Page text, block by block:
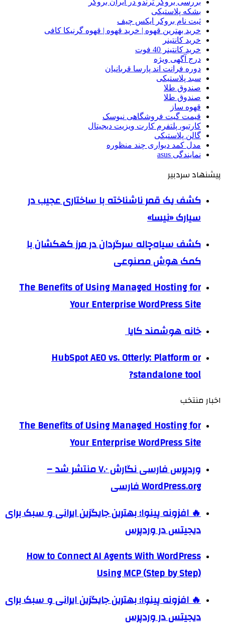
بررسی بروکر ترندو در ایران بروکر
بشکه پلاستیکی
ثبت نام بروکر ایکس چیف
خرید بهترین قهوه | خرید قهوه | قهوه گرنیکا کافی
خرید کانتینر
خرید کانتینر 40 فوت
درج آگهی ویژه
دوره فرانت اند پارسا قربانیان
سبد پلاستیکی
صندوق طلا
صندوق طلا
قهوه ساز
قیمت گیت فروشگاهی نیوسک
کارتیو، پلتفرم کارت ویزیت دیجیتال
گالن پلاستیکی
مدل کمد دیواری چند منظوره
نمایندگی asus
پیشنهاد سردبیر
کشف یک قمر ناشناخته با ساختاری عجیب در
سیارک «نیسا»
کشف سیاه‌چاله سرگردان در مرز کهکشان با
کمک هوش مصنوعی
The Benefits of Using Managed Hosting for
Your Enterprise WordPress Site
خانه هوشمند کایا
HubSpot AEO vs. Otterly: Platform or
standalone tool?
اخبار منتخب
The Benefits of Using Managed Hosting for
Your Enterprise WordPress Site
وردپرس فارسی نگارش ۷.۰ منتشر شد –
WordPress.org فارسی
🔥 افزونه پینوا؛ بهترین جایگزین ایرانی و سبک برای
دیجیتس در وردپرس
How to Connect AI Agents With WordPress
Using MCP (Step by Step)
🔥 افزونه پینوا؛ بهترین جایگزین ایرانی و سبک برای
دیجیتس در وردپرس